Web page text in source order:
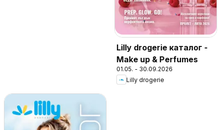
Lilly drogerie каталог -
Make up & Perfumes
01.05. - 30.09.2026
Lilly drogerie